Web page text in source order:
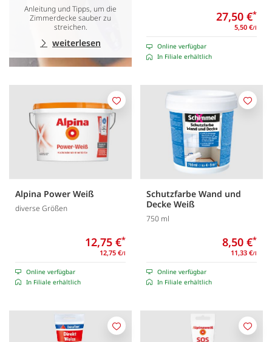
Anleitung und Tipps, um die
Zimmerdecke sauber zu
streichen.
weiterlesen
27,50 €*
5,50 €/l
Online verfügbar
In Filiale erhältlich
Alpina Power Weiß
diverse Größen
12,75 €*
12,75 €/l
Online verfügbar
In Filiale erhältlich
Merken
Schutzfarbe Wand und
Decke Weiß
750 ml
8,50 €*
11,33 €/l
Online verfügbar
In Filiale erhältlich
Merken